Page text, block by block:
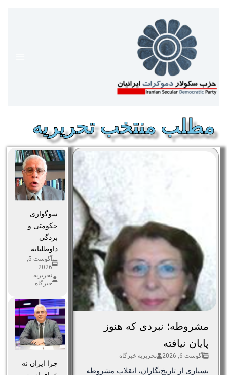
مطلب منتخب تحریریه
مشروطه؛ نبردی که هنوز
پایان نیافته
آگوست 6, 2026 تحریریه خبرگاه
بسیاری از تاریخ‌نگاران، انقلاب مشروطه
سوگواری
حکومتی و
بردگی
داوطلبانه
آگوست 5,
2026
تحریریه
خبرگاه
چرا ایران نه